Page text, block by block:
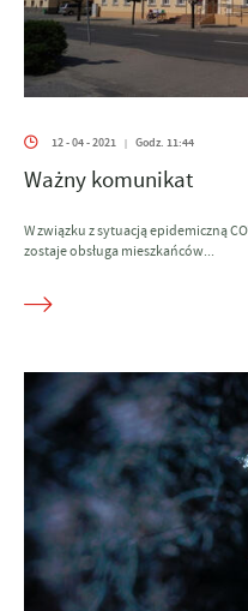
12 - 04 - 2021 | Godz. 11:44
Ważny komunikat
W związku z sytuacją epidemiczną
zostaje obsługa mieszkańców...